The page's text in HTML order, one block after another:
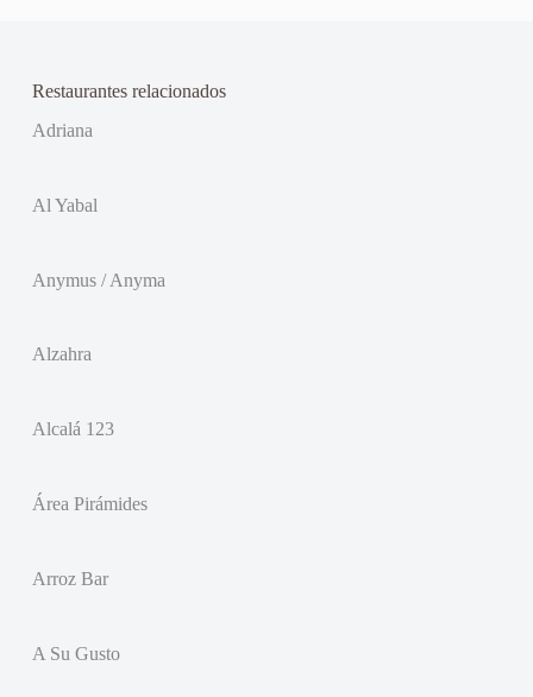
Restaurantes relacionados
Adriana
Al Yabal
Anymus / Anyma
Alzahra
Alcalá 123
Área Pirámides
Arroz Bar
A Su Gusto